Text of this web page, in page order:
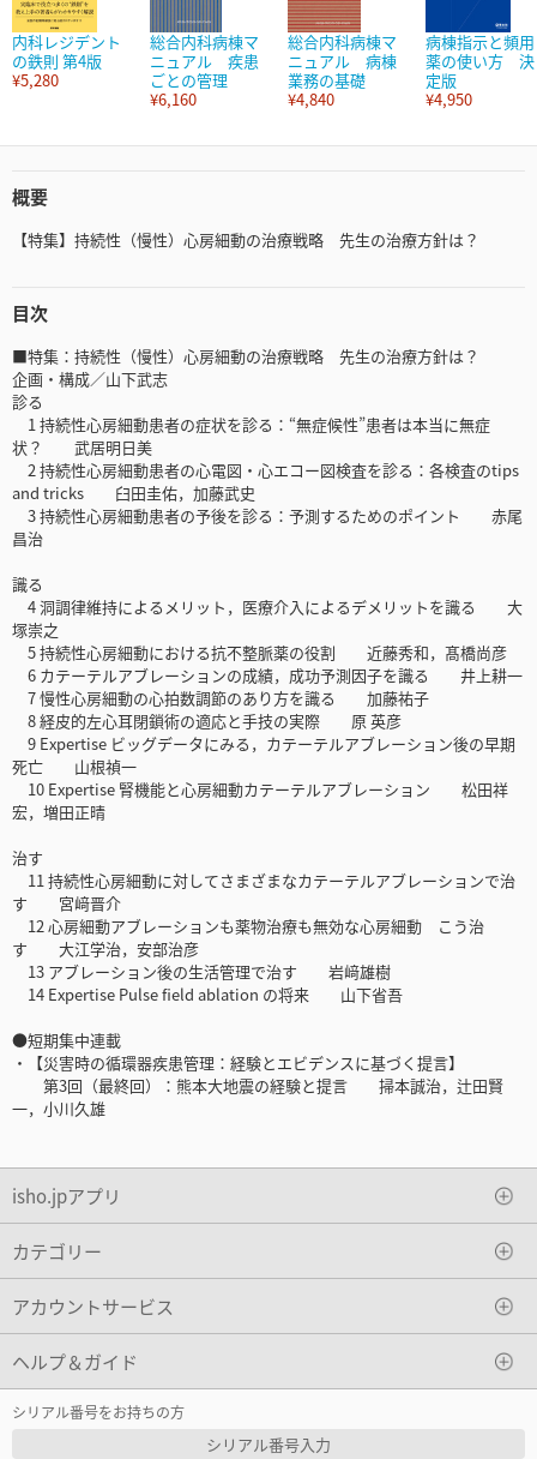
内科レジデント
の鉄則 第4版
¥5,280
総合内科病棟マ
ニュアル 疾患
ごとの管理
¥6,160
総合内科病棟マ
ニュアル 病棟
業務の基礎
¥4,840
病棟指示と頻用
薬の使い方 決
定版
¥4,950
概要
【特集】持続性（慢性）心房細動の治療戦略 先生の治療方針は？
目次
■特集：持続性（慢性）心房細動の治療戦略 先生の治療方針は？
企画・構成／山下武志
診る
1 持続性心房細動患者の症状を診る：“無症候性”患者は本当に無症
状？ 武居明日美
2 持続性心房細動患者の心電図・心エコー図検査を診る：各検査のtips
and tricks 臼田圭佑，加藤武史
3 持続性心房細動患者の予後を診る：予測するためのポイント 赤尾
昌治
識る
4 洞調律維持によるメリット，医療介入によるデメリットを識る 大
塚崇之
5 持続性心房細動における抗不整脈薬の役割 近藤秀和，髙橋尚彦
6 カテーテルアブレーションの成績，成功予測因子を識る 井上耕一
7 慢性心房細動の心拍数調節のあり方を識る 加藤祐子
8 経皮的左心耳閉鎖術の適応と手技の実際 原 英彦
9 Expertise ビッグデータにみる，カテーテルアブレーション後の早期
死亡 山根禎一
10 Expertise 腎機能と心房細動カテーテルアブレーション 松田祥
宏，増田正晴
治す
11 持続性心房細動に対してさまざまなカテーテルアブレーションで治
す 宮﨑晋介
12 心房細動アブレーションも薬物治療も無効な心房細動 こう治
す 大江学治，安部治彦
13 アブレーション後の生活管理で治す 岩﨑雄樹
14 Expertise Pulse field ablation の将来 山下省吾
●短期集中連載
・【災害時の循環器疾患管理：経験とエビデンスに基づく提言】
第3回（最終回）：熊本大地震の経験と提言 掃本誠治，辻田賢
一，小川久雄
isho.jpアプリ
カテゴリー
アカウントサービス
ヘルプ＆ガイド
シリアル番号をお持ちの方
シリアル番号入力